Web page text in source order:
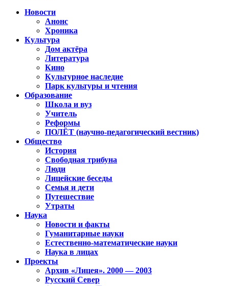
Новости
Анонс
Хроника
Культура
Дом актёра
Литература
Кино
Культурное наследие
Парк культуры и чтения
Образование
Школа и вуз
Учитель
Реформы
ПОЛЁТ (научно-педагогический вестник)
Общество
История
Свободная трибуна
Люди
Лицейские беседы
Семья и дети
Путешествие
Утраты
Наука
Новости и факты
Гуманитарные науки
Естественно-математические науки
Наука в лицах
Проекты
Архив «Лицея». 2000 — 2003
Русский Север